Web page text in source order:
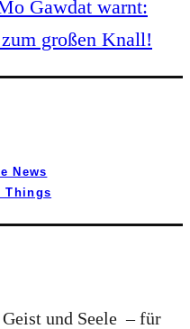
Gawdat warnt:
großen Knall!
News
Things
und Seele – für